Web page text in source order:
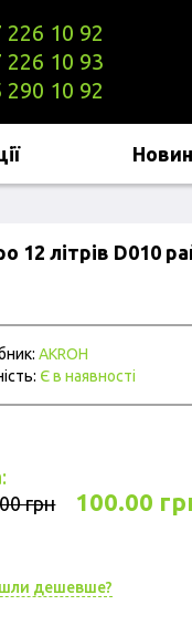
226 10 92
226 10 93
290 10 92
12 літрів D010
AKROH
Є в наявності
грн
100.00
дешевше?